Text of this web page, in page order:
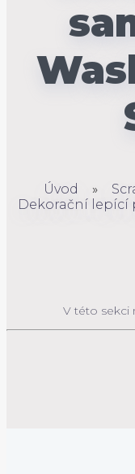
Úvod »
Dekorační lepící
V této sekci